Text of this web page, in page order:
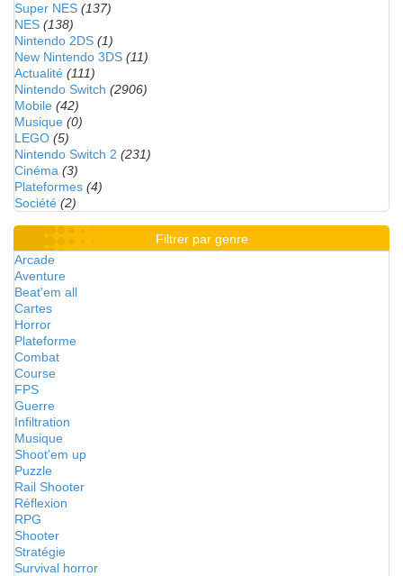
Super NES (137)
NES (138)
Nintendo 2DS (1)
New Nintendo 3DS (11)
Actualité (111)
Nintendo Switch (2906)
Mobile (42)
Musique (0)
LEGO (5)
Nintendo Switch 2 (231)
Cinéma (3)
Plateformes (4)
Société (2)
Filtrer par genre
Arcade
Aventure
Beat'em all
Cartes
Horror
Plateforme
Combat
Course
FPS
Guerre
Infiltration
Musique
Shoot'em up
Puzzle
Rail Shooter
Réflexion
RPG
Shooter
Stratégie
Survival horror